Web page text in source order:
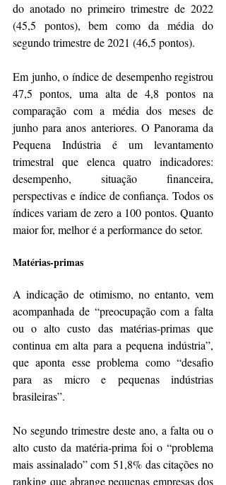
do anotado no primeiro trimestre de 2022
(45,5 pontos), bem como da média do
segundo trimestre de 2021 (46,5 pontos).
Em junho, o índice de desempenho registrou
47,5 pontos, uma alta de 4,8 pontos na
comparação com a média dos meses de
junho para anos anteriores. O Panorama da
Pequena Indústria é um levantamento
trimestral que elenca quatro indicadores:
desempenho, situação financeira,
perspectivas e índice de confiança. Todos os
índices variam de zero a 100 pontos. Quanto
maior for, melhor é a performance do setor.
Matérias-primas
A indicação de otimismo, no entanto, vem
acompanhada de “preocupação com a falta
ou o alto custo das matérias-primas que
continua em alta para a pequena indústria”,
que aponta esse problema como “desafio
para as micro e pequenas indústrias
brasileiras”.
No segundo trimestre deste ano, a falta ou o
alto custo da matéria-prima foi o “problema
mais assinalado” com 51,8% das citações no
ranking que abrange pequenas empresas dos